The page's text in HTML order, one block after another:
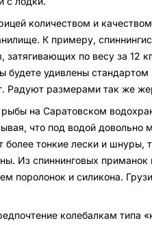
количеством и
К примеру,
затягивающих по весу за 12
будете удивлены
Радуют размерами так же
на Саратовском
что под водой довольно
более тонкие лески и шнуры,
Из спиннинговых приманок
поролонок и силикона.
колебалкам типа